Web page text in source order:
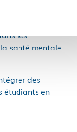
les
santé mentale
des
étudiants en